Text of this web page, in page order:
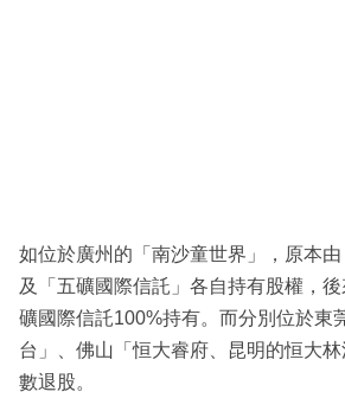
如位於廣州的「南沙童世界」，原本由
及「五礦國際信託」各自持有股權，
礦國際信託100%持有。而分別位於東
台」、佛山「恒大睿府、昆明的恒大
數退股。